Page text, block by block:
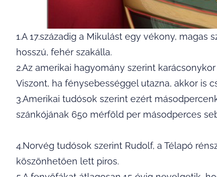
1.A 17.századig a Mikulást egy vékony,
hosszú, fehér szakálla.
2.Az amerikai hagyomány szerint
Viszont, ha fénysebességgel utazna, akkor is
3.Amerikai tudósok szerint ezért
szánkójának 650 mérföld per másodperces
4.Norvég tudósok szerint Rudolf, a Télapó
köszönhetően lett piros.